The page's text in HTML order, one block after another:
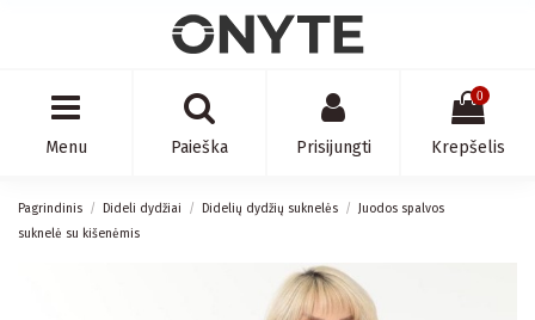
Menu Paieška Prisijungti
0
Krepšelis
Pagrindinis Dideli dydžiai Didelių dydžių suknelės
Juodos spalvos
suknelė su kišenėmis